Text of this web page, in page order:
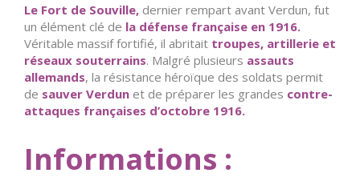
Le Fort de Souville, dernier rempart avant Verdun, fut
un élément clé de la défense française en 1916.
Véritable massif fortifié, il abritait troupes, artillerie et
réseaux souterrains. Malgré plusieurs assauts
allemands, la résistance héroïque des soldats permit
de sauver Verdun et de préparer les grandes contre-
attaques françaises d’octobre 1916.
Informations :